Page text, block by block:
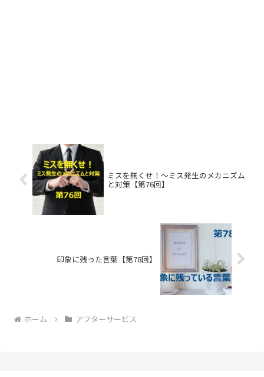
ミスを無くせ！～ミス発生のメカニズム
と対策【第76回】
印象に残った言葉【第78回】
ホーム アフターサービス